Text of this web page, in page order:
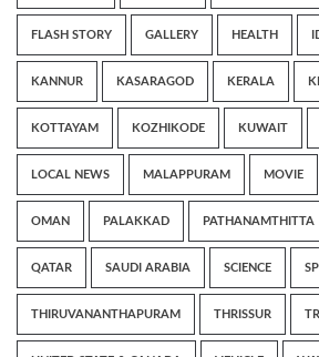
FLASH STORY GALLERY HEALTH
KANNUR KASARAGOD KERALA
KOTTAYAM KOZHIKODE KUWAIT
LOCAL NEWS MALAPPURAM MOVIE
OMAN PALAKKAD PATHANAMTHITTA
QATAR SAUDI ARABIA SCIENCE
THIRUVANANTHAPURAM THRISSUR